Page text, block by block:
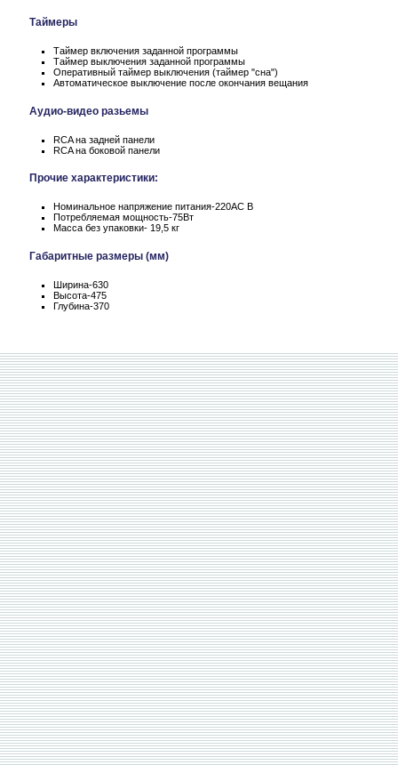
Таймеры
Таймер включения заданной программы
Таймер выключения заданной программы
Оперативный таймер выключения (таймер "сна")
Автоматическое выключение после окончания вещания
Аудио-видео разьемы
RCA на задней панели
RCA на боковой панели
Прочие характеристики:
Номинальное напряжение питания-220АС В
Потребляемая мощность-75Вт
Масса без упаковки- 19,5 кг
Габаритные размеры (мм)
Ширина-630
Высота-475
Глубина-370